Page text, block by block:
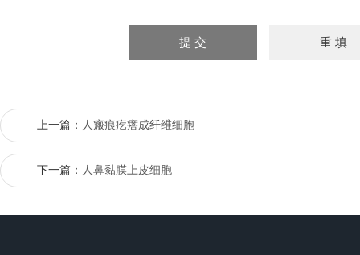
上一篇： 人瘢痕疙瘩成纤维细胞
下一篇： 人鼻黏膜上皮细胞